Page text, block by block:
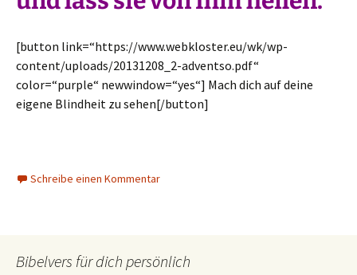
[button link=“https://www.webkloster.eu/wk/wp-
content/uploads/20131208_2-adventso.pdf“
color=“purple“ newwindow=“yes“] Mach dich auf deine
eigene Blindheit zu sehen[/button]
Schreibe einen Kommentar
Bibelvers für dich persönlich